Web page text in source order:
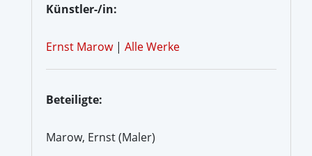
Künstler-/in:
Ernst Marow| Alle Werke
Beteiligte:
Marow, Ernst (Maler)